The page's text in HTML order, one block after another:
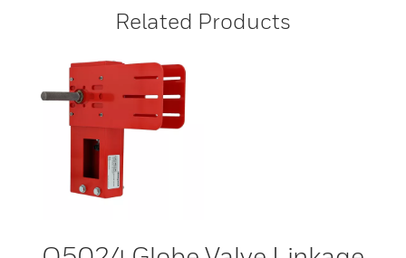
Related Products